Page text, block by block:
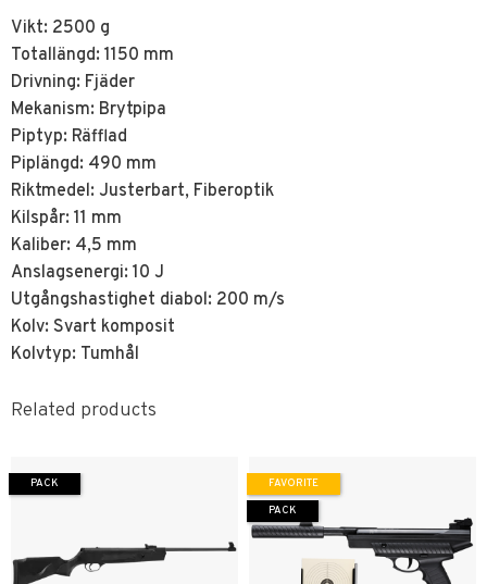
Vikt: 2500 g
Totallängd: 1150 mm
Drivning: Fjäder
Mekanism: Brytpipa
Piptyp: Räfflad
Piplängd: 490 mm
Riktmedel: Justerbart, Fiberoptik
Kilspår: 11 mm
Kaliber: 4,5 mm
Anslagsenergi: 10 J
Utgångshastighet diabol: 200 m/s
Kolv: Svart komposit
Kolvtyp: Tumhål
Related products
PACK FAVORITE
PACK